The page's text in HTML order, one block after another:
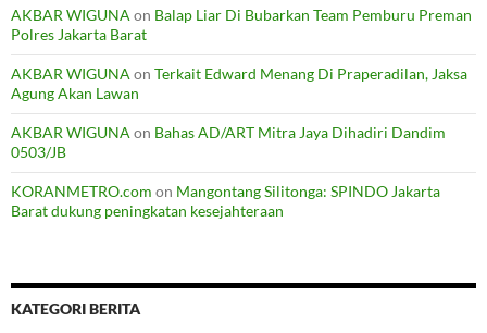
AKBAR WIGUNA on Balap Liar Di Bubarkan Team Pemburu Preman
Polres Jakarta Barat
AKBAR WIGUNA on Terkait Edward Menang Di Praperadilan, Jaksa
Agung Akan Lawan
AKBAR WIGUNA on Bahas AD/ART Mitra Jaya Dihadiri Dandim
0503/JB
KORANMETRO.com on Mangontang Silitonga: SPINDO Jakarta
Barat dukung peningkatan kesejahteraan
KATEGORI BERITA